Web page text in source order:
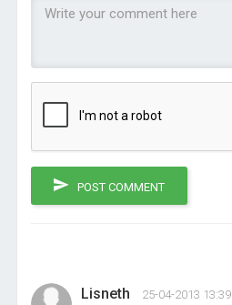
POST COMMENT
Lisneth 25-04-2013 13:39